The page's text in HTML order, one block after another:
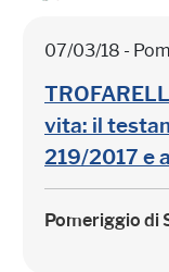
07/03/18 -
vita: il
219/2017 e
Pomeriggio di